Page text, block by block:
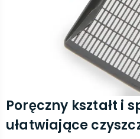
Poręczny kształt i
ułatwiające